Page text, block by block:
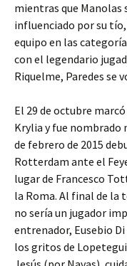
mientras que Manolas
influenciado por su
equipo en las
con el legendario
Riquelme, Paredes se
El 29 de octubre
Krylia y fue nombrado
de febrero de 2015
Rotterdam ante el
lugar de Francesco
la Roma. Al final de la
no sería un jugador
entrenador, Eusebio
los gritos de Lopetegui